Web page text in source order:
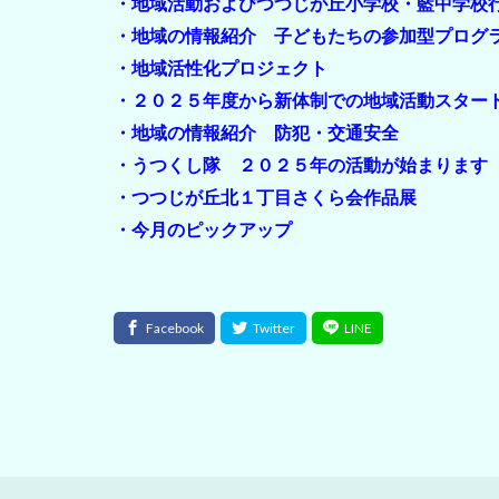
・地域の情報紹介 子どもたちの参加型プログ
・地域活性化プロジェクト
・２０２５年度から新体制での地域活動スター
・地域の情報紹介 防犯・交通安全
・うつくし隊 ２０２５年の活動が始まります
・つつじが丘北１丁目さくら会作品展
・今月のピックアップ